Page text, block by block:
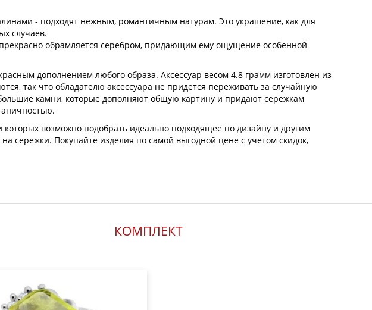
- подходят нежным, романтичным натурам. Это украшение, как для
случаев.
прекрасно обрамляется серебром, придающим ему ощущение особенной
дополнением любого образа. Аксессуар весом 4.8 грамм изготовлен из
так что обладателю аксессуара не придется переживать за случайную
камни, которые дополняют общую картину и придают сережкам
возможно подобрать идеально подходящее по дизайну и другим
сережки. Покупайте изделия по самой выгодной цене с учетом скидок,
КОМПЛЕКТ